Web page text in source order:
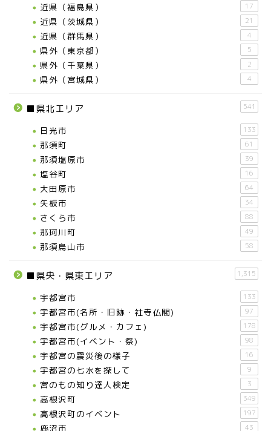
近県（福島県） 17
近県（茨城県） 21
近県（群馬県） 4
県外（東京都） 5
県外（千葉県） 2
県外（宮城県） 4
■県北エリア 541
日光市 133
那須町 61
那須塩原市 39
塩谷町 16
大田原市 64
矢板市 34
さくら市 88
那珂川町 49
那須烏山市 58
■県央・県東エリア 1,315
宇都宮市 133
宇都宮市(名所・旧跡・社寺仏閣) 97
宇都宮市(グルメ・カフェ) 178
宇都宮市(イベント・祭) 98
宇都宮の震災後の様子 16
宇都宮の七水を探して 9
宮のもの知り達人検定 3
高根沢町 349
高根沢町のイベント 197
鹿沼市 43